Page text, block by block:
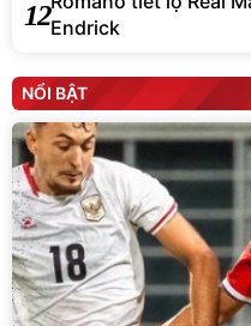
12Endrick
NỔI BẬT